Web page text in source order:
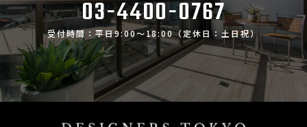
03-4400-0767
受付時間：平日9:00～18:00（定休日：土日祝）